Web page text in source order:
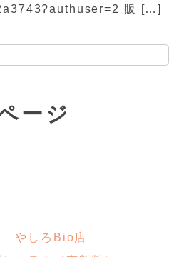
販 […]
ージ
やしろBio店